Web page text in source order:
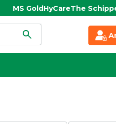
MS GoldHyCareThe